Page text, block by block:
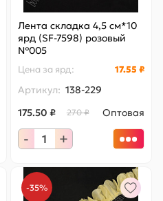
Лента складка 4,5 см*10
ярд (SF-7598) розовый
№005
Цена за ярд: 17.55 ₽
Артикул: 138-229
175.50 ₽
270 ₽ Оптовая
- +
-35%